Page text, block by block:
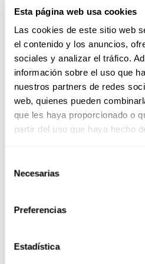
Esta página web usa cookies
Las cookies de este sitio web
el contenido y los anuncios,
sociales y analizar el tráfico.
información sobre el uso que
nuestros partners de redes
web, quienes pueden
que les haya proporcionado o
partir del uso que haya hecho
Necesarias
Preferencias
Estadística